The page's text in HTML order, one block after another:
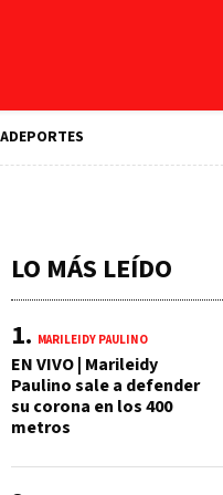
DEPORTES
LO MÁS LEÍDO
MARILEIDY PAULINO
EN VIVO | Marileidy
Paulino sale a defender
su corona en los 400
metros